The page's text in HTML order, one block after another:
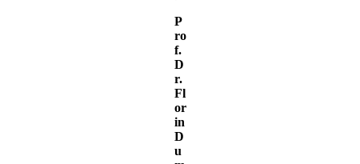
P
ro
f.
D
r.
Fl
or
in
D
u